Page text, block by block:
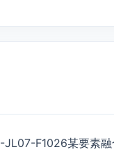
F1026某要素融